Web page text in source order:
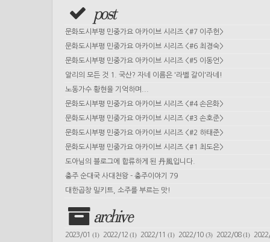
post
문화도시부평 민중가요 아카이브 시리즈 <#7 이주헌>
문화도시부평 민중가요 아카이브 시리즈 <#6 최경숙>
문화도시부평 민중가요 아카이브 시리즈 <#5 이동언>
알리의 모든 것 1. 국산? 자네 이름은 '라벨 갈이'라네!
노동가수 황현을 기억하며...
문화도시부평 민중가요 아카이브 시리즈 <#4 손은화>
문화도시부평 민중가요 아카이브 시리즈 <#3 손호준>
문화도시부평 민중가요 아카이브 시리즈 <#2 하태준>
문화도시부평 민중가요 아카이브 시리즈 <#1 최도은>
도아님의 블로그에 합류하게 된 丹風입니다.
충주 순대국 사대천왕 - 충주이야기 79
대한곱창 밀키트, 소주를 부르는 맛!
archive
2023/01 (1) 2022/12(1) 2022/11(1) 2022/10 (3) 2022/08(1)